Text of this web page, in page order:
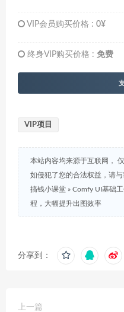
VIP会员购买价格 : 0¥
终身VIP购买价格 : 免费
VIP项目
本站内容均来源于互联网，
如侵犯了您的合法权益，请
搞钱小课堂 » Comfy UI基础
程，大幅提升出图效率
分享到：
上一篇